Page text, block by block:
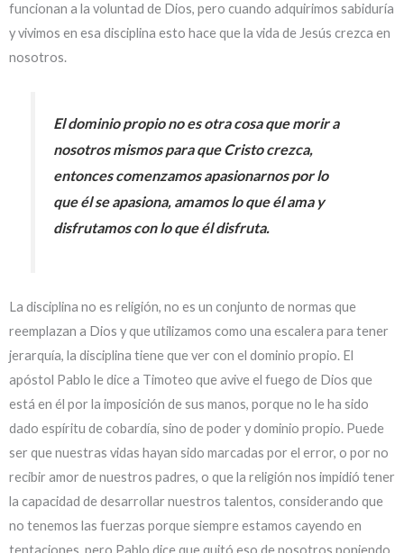
funcionan a la voluntad de Dios, pero cuando adquirimos sabiduría
y vivimos en esa disciplina esto hace que la vida de Jesús crezca en
nosotros.
El dominio propio no es otra cosa que morir a
nosotros mismos para que Cristo crezca,
entonces comenzamos apasionarnos por lo
que él se apasiona, amamos lo que él ama y
disfrutamos con lo que él disfruta.
La disciplina no es religión, no es un conjunto de normas que
reemplazan a Dios y que utilizamos como una escalera para tener
jerarquía, la disciplina tiene que ver con el dominio propio. El
apóstol Pablo le dice a Timoteo que avive el fuego de Dios que
está en él por la imposición de sus manos, porque no le ha sido
dado espíritu de cobardía, sino de poder y dominio propio. Puede
ser que nuestras vidas hayan sido marcadas por el error, o por no
recibir amor de nuestros padres, o que la religión nos impidió tener
la capacidad de desarrollar nuestros talentos, considerando que
no tenemos las fuerzas porque siempre estamos cayendo en
tentaciones, pero Pablo dice que quitó eso de nosotros poniendo